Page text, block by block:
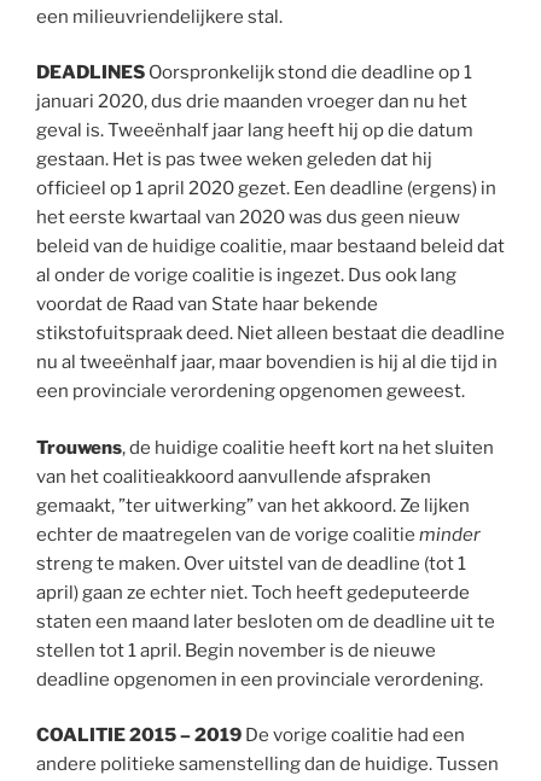
een milieuvriendelijkere stal.
DEADLINES Oorspronkelijk stond die deadline op 1
januari 2020, dus drie maanden vroeger dan nu het
geval is. Tweeënhalf jaar lang heeft hij op die datum
gestaan. Het is pas twee weken geleden dat hij
officieel op 1 april 2020 gezet. Een deadline (ergens) in
het eerste kwartaal van 2020 was dus geen nieuw
beleid van de huidige coalitie, maar bestaand beleid dat
al onder de vorige coalitie is ingezet. Dus ook lang
voordat de Raad van State haar bekende
stikstofuitspraak deed. Niet alleen bestaat die deadline
nu al tweeënhalf jaar, maar bovendien is hij al die tijd in
een provinciale verordening opgenomen geweest.
Trouwens, de huidige coalitie heeft kort na het sluiten
van het coalitieakkoord aanvullende afspraken
gemaakt, ”ter uitwerking” van het akkoord. Ze lijken
echter de maatregelen van de vorige coalitie minder
streng te maken. Over uitstel van de deadline (tot 1
april) gaan ze echter niet. Toch heeft gedeputeerde
staten een maand later besloten om de deadline uit te
stellen tot 1 april. Begin november is de nieuwe
deadline opgenomen in een provinciale verordening.
COALITIE 2015 – 2019 De vorige coalitie had een
andere politieke samenstelling dan de huidige. Tussen